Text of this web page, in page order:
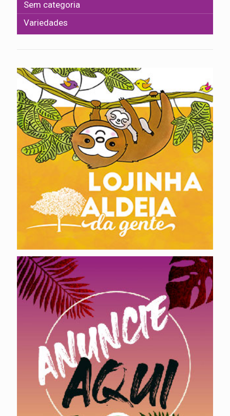
Sem categoria
Variedades